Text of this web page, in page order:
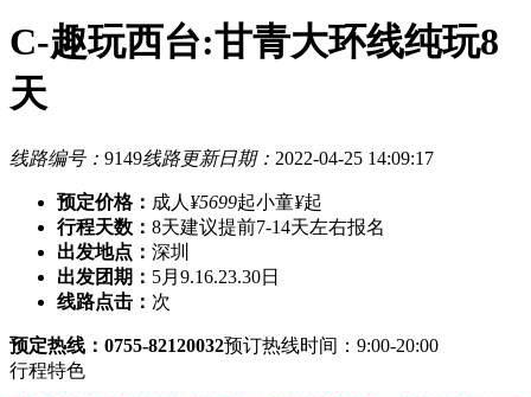
C-趣玩西台:甘青大环线纯玩8
天
线路编号： 9149线路更新日期： 2022-04-25 14:09:17
预定价格： 成人 ¥5699起小童¥起
行程天数： 8天建议提前7-14天左右报名
出发地点： 深圳
出发团期： 5月9.16.23.30日
线路点击： 次
预定热线：0755-82120032预订热线时间：9:00-20:00
行程特色